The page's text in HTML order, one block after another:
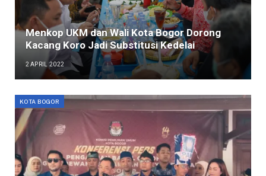
Menkop UKM dan Wali Kota Bogor Dorong
Kacang Koro Jadi Substitusi Kedelai
2 APRIL 2022
KOTA BOGOR